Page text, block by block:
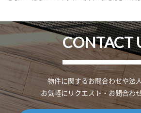
CONTACT
物件に関するお問合わせや法
お気軽にリクエスト・お問合わ